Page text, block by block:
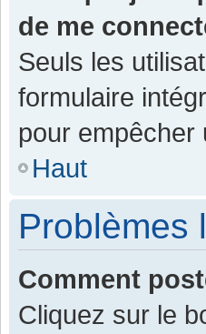
de me
Seuls les
formulaire
pour empêcher
Haut
Problèmes
Comment
Cliquez sur le